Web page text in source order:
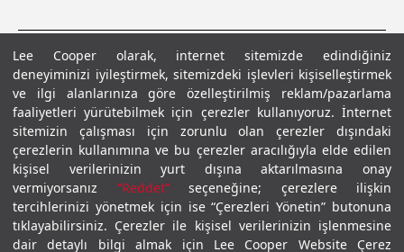
Lee Cooper olarak, internet sitemizde edindiğiniz
deneyiminizi iyileştirmek, sitemizdeki işlevleri kişiselleştirmek
ve ilgi alanlarınıza göre özelleştirilmiş reklam/pazarlama
faaliyetleri yürütebilmek için çerezler kullanıyoruz. İnternet
sitemizin çalışması için zorunlu olan çerezler dışındaki
çerezlerin kullanımına ve bu çerezler aracılığıyla elde edilen
kişisel verilerinizin yurt dışına aktarılmasına onay
vermiyorsanız “Reddet”seçeneğine; çerezlere ilişkin
tercihlerinizi yönetmek için ise “Çerezleri Yönetin” butonuna
tıklayabilirsiniz. Çerezler ile kişisel verilerinizin işlenmesine
dair detaylı bilgi almak için Lee Cooper Website Çerez
Gizlilik PolitikasıÇerez Politikası KVKK Aydınlatma MetniŞartlar ve Koşullar
© 2026 Leecooper - Tüm Hakları Saklıdır.